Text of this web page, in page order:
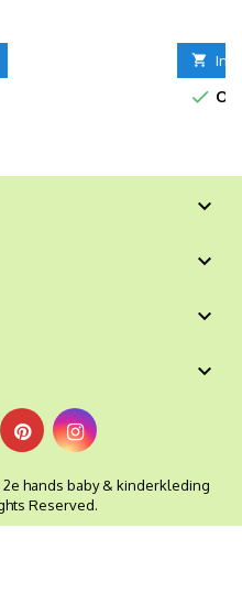
 In





hands baby & kinderkleding
Reserved.